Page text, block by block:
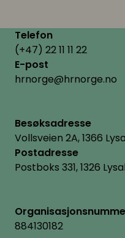
Telefon
(+47) 22 11 11 22
E-post
hrnorge@hrnorge.no
Besøksadresse
Vollsveien 2A, 1366
Postadresse
Postboks 331, 1326
884130182